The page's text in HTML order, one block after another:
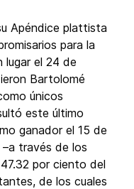
Apéndice plattista
para la
lugar el 24 de
Bartolomé
únicos
este último
ganador el 15 de
través de los
por ciento del
de los cuales